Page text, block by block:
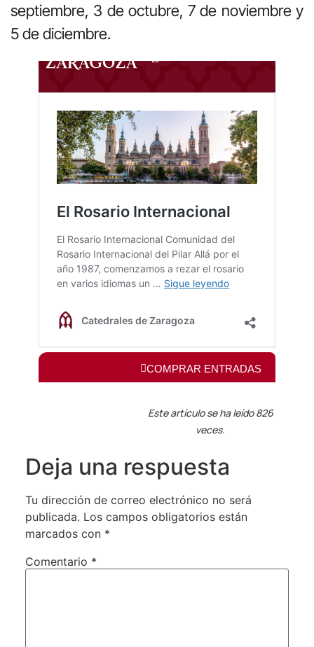
septiembre, 3 de octubre, 7 de noviembre y
5 de diciembre.
Este artículo se ha leído 826
veces.
Deja una respuesta
Tu dirección de correo electrónico no será
publicada. Los campos obligatorios están
marcados con *
Comentario *